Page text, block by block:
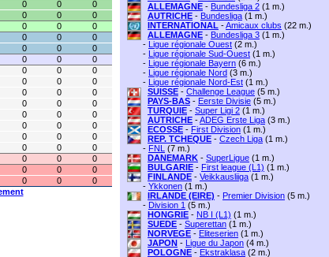
0 0
0
0 0
0
0 0
0
0 0
0
0 0
0
0 0
0
0 0
0
0 0
0
0 0
0
0 0
0
0 0
0
0 0
0
0 0
0
0 0
0
0 0
0
0 0
0
0 0
0
ALLEMAGNE - Bundesliga 2 (1 m.)
AUTRICHE - Bundesliga (1 m.)
INTERNATIONAL -Amicaux clubs (22 m.)
ALLEMAGNE - Bundesliga 3 (1 m.)
- Ligue régionale Ouest (2 m.)
- Ligue régionale Sud-Ouest (1 m.)
- Ligue régionale Bayern (6 m.)
- Ligue régionale Nord (3 m.)
- Ligue régionale Nord-Est (1 m.)
SUISSE - Challenge League (5 m.)
PAYS-BAS - Eerste Divisie (5 m.)
TURQUIE - Super Ligi 2 (1 m.)
AUTRICHE -ADEG Erste Liga (3 m.)
ECOSSE - First Division (1 m.)
REP. TCHEQUE - Czech Liga (1 m.)
- FNL (7 m.)
DANEMARK - SuperLigue (1 m.)
BULGARIE - First league (L1) (1 m.)
FINLANDE - Veikkausliiga (1 m.)
- Ykkonen (1 m.)
IRLANDE (EIRE) - Premier Division (5 m.)
- Division 1 (5 m.)
HONGRIE - NB I (L1) (1 m.)
SUEDE - Superettan (1 m.)
NORVEGE - Eliteserien (1 m.)
JAPON - Ligue du Japon (4 m.)
POLOGNE - Ekstraklasa (2 m.)